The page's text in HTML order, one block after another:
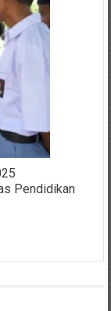
Pendidikan